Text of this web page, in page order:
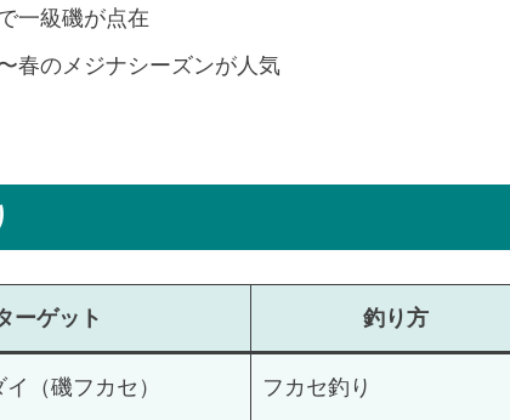
一級磯が点在
春のメジナシーズンが人気
ーゲット 釣り方
（磯フカセ） フカセ釣り